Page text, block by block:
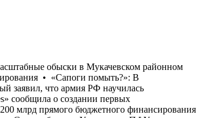
«Meta» взломала данные другой организации во время тестирования • «Сапоги помыть?»: В Правительстве России «задумались» о железной дороге до Индийского океана • Цена на нефть упала ниже $80 долларов за баррель • Залужный заявил, что армия РФ научилась противостоять любому вооружению НАТО, переданному Украине • Американская биотехнологическая компания «Kindred Companion Sciences» сообщила о создании первых гипоаллергенных собак с использованием технологии редактирования генома • С начала полномасштабной войны Украина получила около $200 млрд прямого бюджетного финансирования от международных партнеров • Около 16 тысяч иностранных добровольцев как минимум из 72 стран мира в настоящее время проходят службу в Силах обороны Украины • ПФУ проиграл судебные иски пенсионерам на сумму 91 млрд грн • Колумбийские наркокартели отправляют своих людей добровольцами в украинские силы обороны • Правоохранительные органы проводят масштабные обыски в Мукачевском районном ТЦК и СП, а также в местной ВВК • Одна из моделей искусственного интеллекта «Meta» взломала данные другой организации во время тестирования • «Сапоги помыть?»: В Правительстве России «задумались» о железной дороге до Индийского океана • Цена на нефть упала ниже $80 долларов за баррель • Залужный заявил, что армия РФ научилась противостоять любому вооружению НАТО, переданному Украине • Американская биотехнологическая компания «Kindred Companion Sciences» сообщила о создании первых гипоаллергенных собак с использованием технологии редактирования генома • С начала полномасштабной войны Украина получила около $200 млрд прямого бюджетного финансирования от международных партнеров • Около 16 тысяч иностранных добровольцев как минимум из 72 стран мира в настоящее время проходят службу в Силах обороны Украины • ПФУ проиграл судебные иски пенсионерам на сумму 91 млрд грн • Колумбийские наркокартели отправляют своих людей добровольцами в украинские силы обороны • Правоохранительные органы проводят масштабные обыски в Мукачевском районном ТЦК и СП, а также в местной ВВК • Одна из моделей искусственного интеллекта «Meta» взломала данные другой организации во время тестирования • «Сапоги помыть?»: В Правительстве России «задумались» о железной дороге до Индийского океана • Цена на нефт